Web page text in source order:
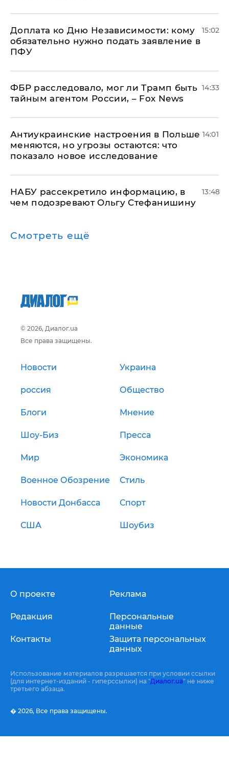
Доплата ко Дню Независимости: кому
обязательно нужно подать заявление в
ПФУ
15:02
ФБР расследовало, мог ли Трамп быть
тайным агентом России, – Fox News
14:33
Антиукраинские настроения в Польше
меняются, но угрозы остаются: что
показало новое исследование
14:01
НАБУ рассекретило информацию, в
чем подозревают Ольгу Стефанишину
13:48
Смотреть ещё
© 2026, Диалог.ua
Все права защищены.
Новости Украина
россия Общество
Блоги Мнение
Шоу-Биз Пресса
Мир Экономика
Военное Обозрение Стиль
Новости Донбасса Спорт
США Шоубиз
О проекте
Редакция
Контакты
Реклама
Персональные
данные
Защита персональных
данных
Использование материалов разрешается при условии ссылки
(для интернет-изданий - гиперссылки) на "Диалог.ua" не ниже
третьего абзаца.
� 2026, Все права защищены.